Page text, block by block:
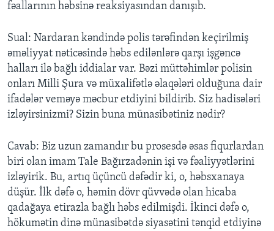
fəallarının həbsinə reaksiyasından danışıb.
Sual: Nardaran kəndində polis tərəfindən keçirilmiş
əməliyyat nəticəsində həbs edilənlərə qarşı işgəncə
halları ilə bağlı iddialar var. Bəzi müttəhimlər polisin
onları Milli Şura və müxalifətlə əlaqələri olduğuna dair
ifadələr veməyə məcbur etdiyini bildirib. Siz hadisələri
izləyirsinizmi? Sizin buna münasibətiniz nədir?
Cavab: Biz uzun zamandır bu prosesdə əsas fiqurlardan
biri olan imam Tale Bağırzadənin işi və fəaliyyətlərini
izləyirik. Bu, artıq üçüncü dəfədir ki, o, həbsxanaya
düşür. İlk dəfə o, həmin dövr qüvvədə olan hicaba
qadağaya etirazla bağlı həbs edilmişdi. İkinci dəfə o,
hökumətin dinə münasibətdə siyasətini tənqid etdiyinə